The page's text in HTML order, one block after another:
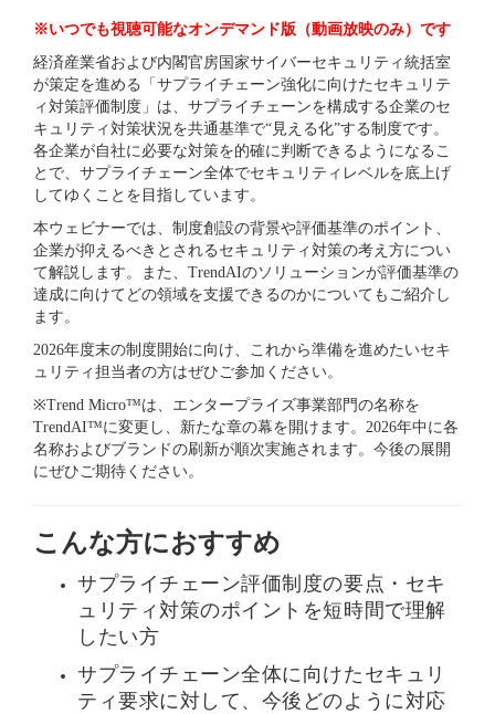
ォ
ー
※いつでも視聴可能なオンデマンド版（動画放映のみ）です
経済産業省および内閣官房国家サイバーセキュリティ統括室
が策定を進める「サプライチェーン強化に向けたセキュリテ
ィ対策評価制度」は、サプライチェーンを構成する企業のセ
キュリティ対策状況を共通基準で“見える化”する制度です。
各企業が自社に必要な対策を的確に判断できるようになるこ
とで、サプライチェーン全体でセキュリティレベルを底上げ
してゆくことを目指しています。
本ウェビナーでは、制度創設の背景や評価基準のポイント、
企業が抑えるべきとされるセキュリティ対策の考え方につい
て解説します。また、TrendAIのソリューションが評価基準の
達成に向けてどの領域を支援できるのかについてもご紹介し
ます。
2026年度末の制度開始に向け、これから準備を進めたいセキ
ュリティ担当者の方はぜひご参加ください。
※Trend Micro™は、エンタープライズ事業部門の名称を
TrendAI™に変更し、新たな章の幕を開けます。2026年中に各
名称およびブランドの刷新が順次実施されます。今後の展開
にぜひご期待ください。
こんな方におすすめ
サプライチェーン評価制度の要点・セキ
ュリティ対策のポイントを短時間で理解
したい方
サプライチェーン全体に向けたセキュリ
ティ要求に対して、今後どのように対応